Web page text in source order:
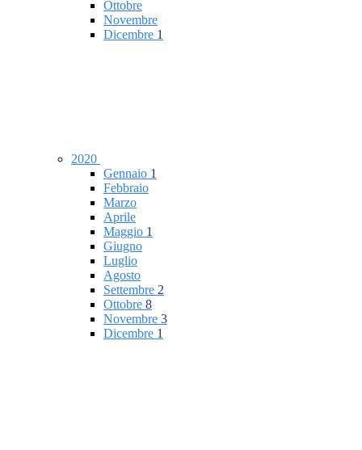
Ottobre
Novembre
Dicembre 1
2020
Gennaio 1
Febbraio
Marzo
Aprile
Maggio 1
Giugno
Luglio
Agosto
Settembre 2
Ottobre 8
Novembre 3
Dicembre 1